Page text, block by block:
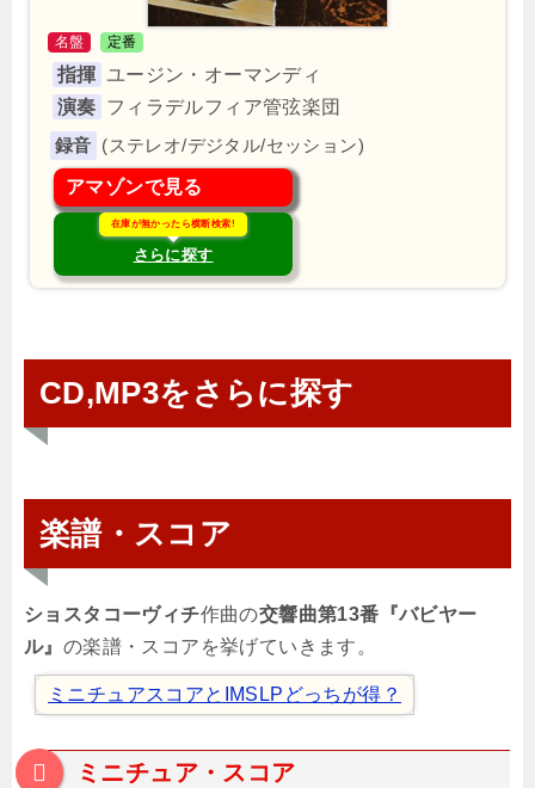
名盤 定番
指揮 ユージン・オーマンディ
演奏 フィラデルフィア管弦楽団
(ステレオ/デジタル/セッション)
アマゾンで見る
在庫が無かったら横断検索!
さらに探す
CD,MP3をさらに探す
楽譜・スコア
ショスタコーヴィチ作曲の交響曲第13番『バビヤー
ル』 の楽譜・スコアを挙げていきます。
ミニチュアスコアとIMSLPどっちが得？
ミニチュア・スコア